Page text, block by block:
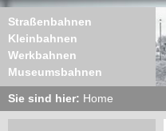
Straßenbahnen
Kleinbahnen
Werkbahnen
Museumsbahnen
Sie sind hier: Home